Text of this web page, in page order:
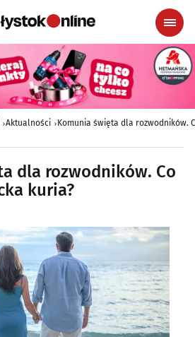
Aktualności Komunia święta dla rozwodników.
dla rozwodników. Co
kuria?